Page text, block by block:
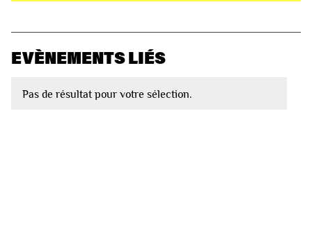
EVÈNEMENTS LIÉS
Pas de résultat pour votre sélection.